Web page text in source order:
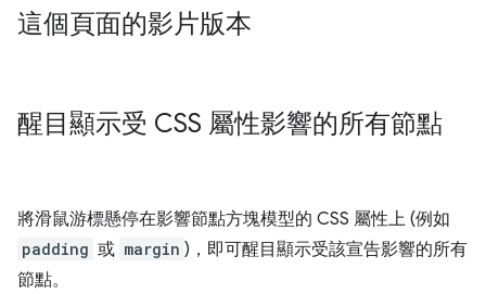
這個頁面的影片版本
醒目顯示受 CSS 屬性影響的所有節點
將滑鼠游標懸停在影響節點方塊模型的 CSS 屬性上 (例如
padding 或 margin )，即可醒目顯示受該宣告影響的所有
節點。